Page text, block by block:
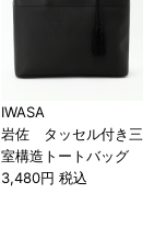
IWASA
岩佐 タッセル付き三
室構造トートバッグ
3,480円 税込